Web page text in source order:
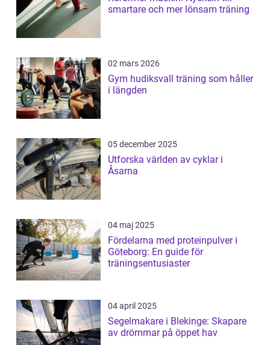
smartare och mer lönsam träning
02 mars 2026
Gym hudiksvall träning som håller
i längden
05 december 2025
Utforska världen av cyklar i
Åsarna
04 maj 2025
Fördelarna med proteinpulver i
Göteborg: En guide för
träningsentusiaster
04 april 2025
Segelmakare i Blekinge: Skapare
av drömmar på öppet hav